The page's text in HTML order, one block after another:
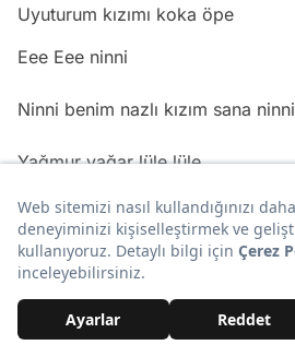
Uyuturum kızımı koka öpe
Eee Eee ninni
Ninni benim nazlı kızım sana ninni
Yağmur yağar lüle lüle
Oğlum gelir güle güle
Ter bıyığını sile sile
Eee Eee ninni